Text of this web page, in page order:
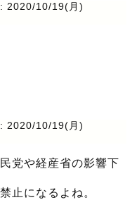
: 2020/10/19(月)
: 2020/10/19(月)
党や経産省の影響下
止になるよね。